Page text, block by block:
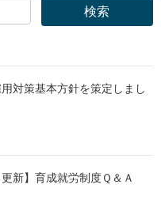
海外人材受入就労対策室
室長 南摩 一隆
(直通電話)03(3503)0229
対策基本方針を策定しまし
新】育成就労制度Ｑ＆Ａ